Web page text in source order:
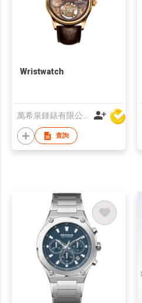
Wristwatch
查詢